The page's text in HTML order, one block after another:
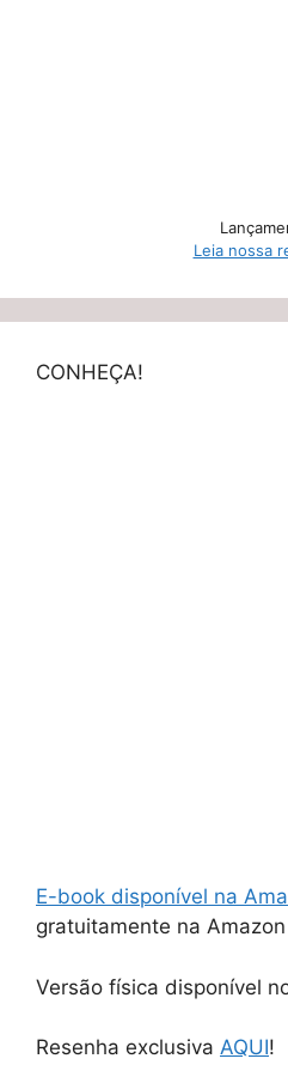
Leia nossa
CONHEÇA!
E-book disponível na
gratuitamente na
Versão física disponível
Resenha exclusiva AQUI!